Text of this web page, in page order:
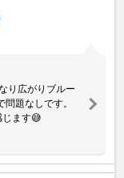
り広がりブルー
題なしです。
じます😅